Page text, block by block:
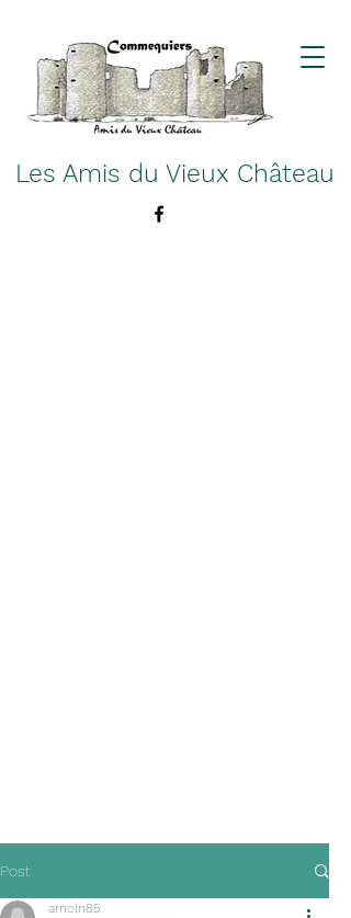
Les Amis du Vieux Château
Post
arnoln85